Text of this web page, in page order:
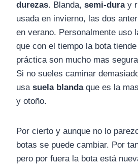
durezas. Blanda, semi-duray
usada en invierno, las dos
en verano. Personalmente uso
que con el tiempo la bota
práctica son mucho mas
Si no sueles caminar
usa suela blanda que es la
y otoño.
Por cierto y aunque no lo
botas se puede cambiar. Por
pero por fuera la bota está